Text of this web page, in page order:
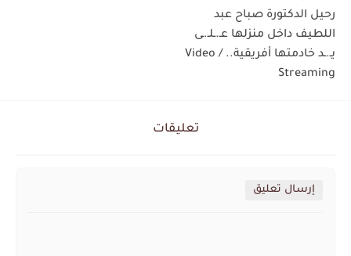
رحيل الدكتورة صباح عبد
اللطيف داخل منزلها عـ.ـلـ.ـى
يـ.ـد خادمتها أفريقية.. / Video
Streaming
تعليقات
إرسال تعليق